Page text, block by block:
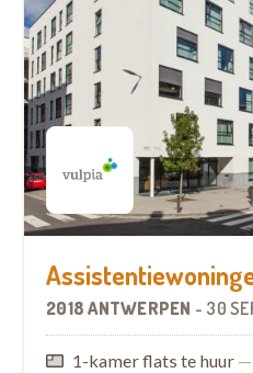
2018 ANTWERPEN - 30
1-kamer flats te huur —